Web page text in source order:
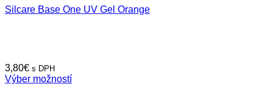
Silcare Base One UV Gel Orange
3,80€ s DPH
Výber možností